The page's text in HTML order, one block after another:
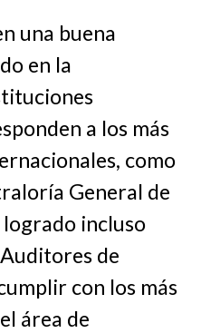
una buena
en la
a los más
como
General de
logrado incluso
de
con los más
área de